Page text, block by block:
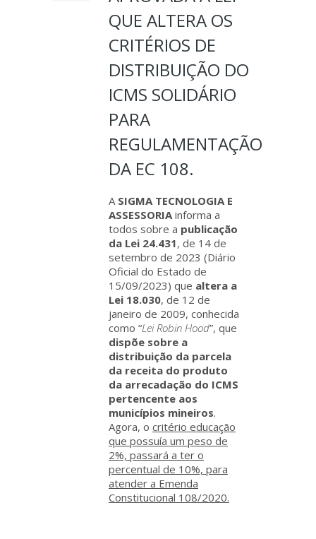
QUE ALTERA OS
CRITÉRIOS DE
DISTRIBUIÇÃO DO
ICMS SOLIDÁRIO
PARA
REGULAMENTAÇÃO
DA EC 108.
A SIGMA TECNOLOGIA E
ASSESSORIAinforma a
todos sobre a publicação
da Lei 24.431, de 14 de
setembro de 2023 (Diário
Oficial do Estado de
15/09/2023) que altera a
Lei 18.030, de 12 de
janeiro de 2009, conhecida
como “Lei Robin Hood”, que
dispõe sobre a
distribuição da parcela
da receita do produto
da arrecadação do ICMS
pertencente aos
municípios mineiros.
Agora, o critério educação
que possuía um peso de
2%, passará a ter o
percentual de 10%, para
atender a Emenda
Constitucional 108/2020.